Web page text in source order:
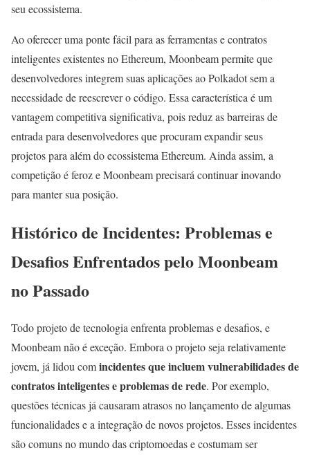
seu ecossistema.
Ao oferecer uma ponte fácil para as ferramentas e contratos
inteligentes existentes no Ethereum, Moonbeam permite que
desenvolvedores integrem suas aplicações ao Polkadot sem a
necessidade de reescrever o código. Essa característica é um
vantagem competitiva significativa, pois reduz as barreiras de
entrada para desenvolvedores que procuram expandir seus
projetos para além do ecossistema Ethereum. Ainda assim, a
competição é feroz e Moonbeam precisará continuar inovando
para manter sua posição.
Histórico de Incidentes: Problemas e
Desafios Enfrentados pelo Moonbeam
no Passado
Todo projeto de tecnologia enfrenta problemas e desafios, e
Moonbeam não é exceção. Embora o projeto seja relativamente
jovem, já lidou comincidentes que incluem vulnerabilidades de
contratos inteligentes e problemas de rede. Por exemplo,
questões técnicas já causaram atrasos no lançamento de algumas
funcionalidades e a integração de novos projetos. Esses incidentes
são comuns no mundo das criptomoedas e costumam ser